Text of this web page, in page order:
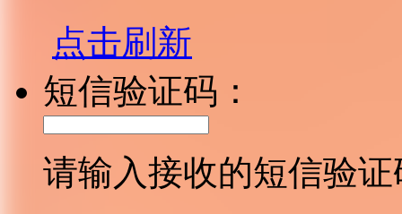
点击刷新
短信验证码：
请输入接收的短信验证